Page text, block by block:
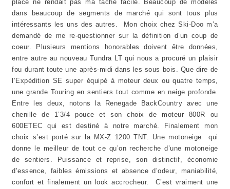
place ne rendait pas ma tâche facile. Beaucoup de modèles
dans beaucoup de segments de marché qui sont tous plus
intéressants les uns des autres. Mon choix chez Ski-Doo m’a
demandé de me re-questionner sur la définition d’un coup de
coeur. Plusieurs mentions honorables doivent être données,
entre autre au nouveau Tundra LT qui nous a procuré un plaisir
fou durant toute une après-midi dans les sous bois. Que dire de
l’Expédition SE super équipé à moteur deux ou quatre temps,
une grande Touring en sentiers tout comme en neige profonde.
Entre les deux, notons la Renegade BackCountry avec une
chenille de 1’3/4 pouce et son choix de moteur 800R ou
600ETEC qui est destiné à notre marché. Finalement mon
choix s’est porté sur la MX-Z 1200 TNT. Une motoneige qui
donne le meilleur de tout ce qu’on recherche d’une motoneige
de sentiers. Puissance et reprise, son distinctif, économie
d’essence, faibles émissions et absence d’odeur, maniabilité,
confort et finalement un look accrocheur. C’est vraiment une